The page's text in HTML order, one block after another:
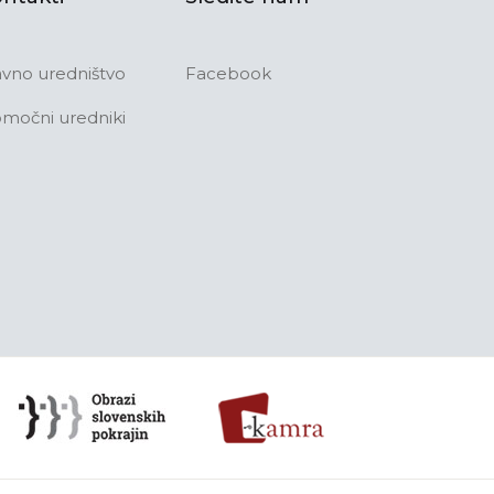
uredništvo
uredniki
Facebook